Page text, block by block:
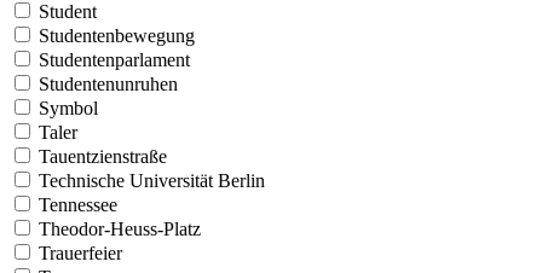
Student
Studentenbewegung
Studentenparlament
Studentenunruhen
Symbol
Taler
Tauentzienstraße
Technische Universität Berlin
Tennessee
Theodor-Heuss-Platz
Trauerfeier